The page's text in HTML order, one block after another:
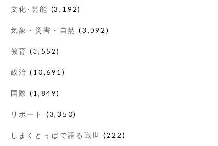
文化･芸能 (3,192)
気象・災害・自然 (3,092)
教育 (3,552)
政治 (10,691)
国際 (1,849)
リポート (3,350)
しまくとぅばで語る戦世 (222)